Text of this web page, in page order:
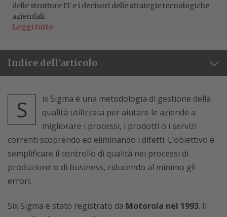
delle strutture IT e i decisori delle strategie tecnologiche
aziendali.
Leggi tutto
Indice dell'articolo
S
ix Sigma è una metodologia di gestione della
qualità utilizzata per aiutare le aziende a
migliorare i processi, i prodotti o i servizi
correnti scoprendo ed eliminando i difetti. L’obiettivo è
semplificare il controllo di qualità nei processi di
produzione o di business, riducendo al minimo gli
errori.
Six Sigma è stato registrato da Motorola nel 1993. Il